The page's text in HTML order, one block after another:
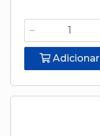
Adicionar